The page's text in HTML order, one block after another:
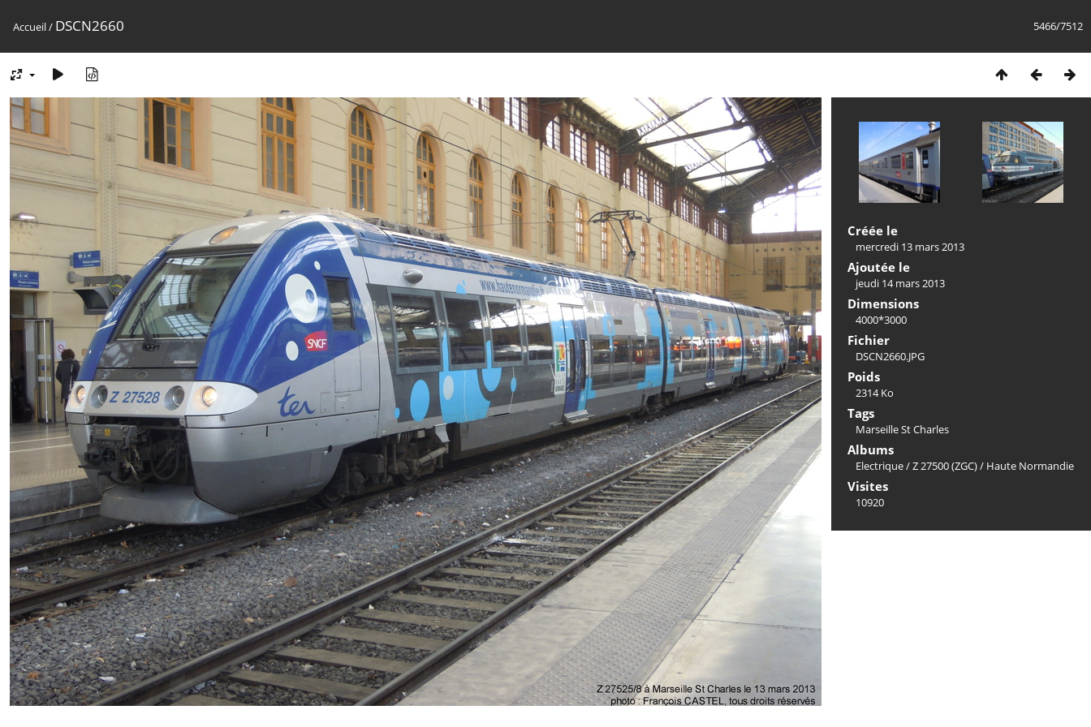
5466/7512
Accueil/ DSCN2660
Créée le
mercredi 13 mars 2013
Ajoutée le
jeudi 14 mars 2013
Dimensions
4000*3000
Fichier
DSCN2660.JPG
Poids
2314 Ko
Tags
Marseille St Charles
Albums
Electrique/Z 27500 (ZGC)/ Haute Normandie
Visites
10920